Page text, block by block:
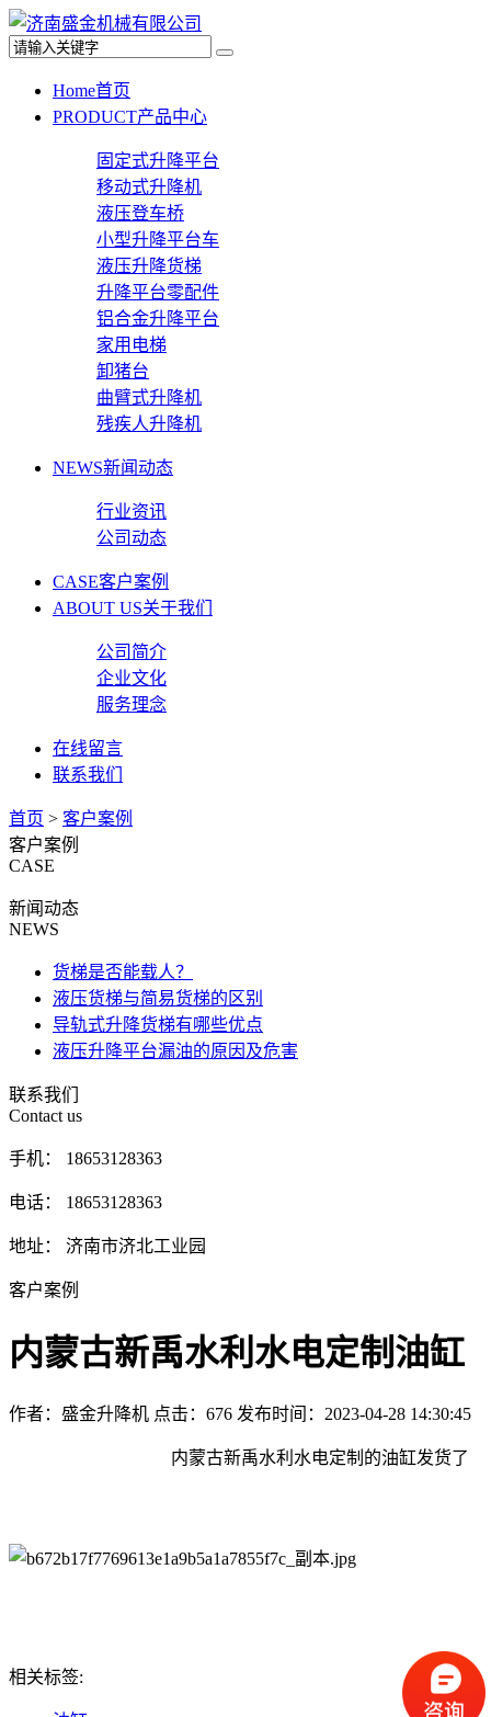
Home首页
PRODUCT产品中心
固定式升降平台
移动式升降机
液压登车桥
小型升降平台车
液压升降货梯
升降平台零配件
铝合金升降平台
家用电梯
卸猪台
曲臂式升降机
残疾人升降机
NEWS新闻动态
行业资讯
公司动态
CASE客户案例
ABOUT US关于我们
公司简介
企业文化
服务理念
在线留言
联系我们
首页 > 客户案例
客户案例
CASE
新闻动态
NEWS
货梯是否能载人？
液压货梯与简易货梯的区别
导轨式升降货梯有哪些优点
液压升降平台漏油的原因及危害
联系我们
Contact us
手机： 18653128363
电话： 18653128363
地址： 济南市济北工业园
客户案例
内蒙古新禹水利水电定制油缸
作者：盛金升降机 点击： 676 发布时间：2023-04-28 14:30:45
内蒙古新禹水利水电定制的油缸发货了
相关标签: